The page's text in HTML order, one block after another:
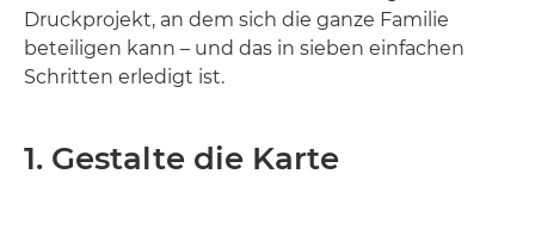
Druckprojekt, an dem sich die ganze Familie
beteiligen kann – und das in sieben einfachen
Schritten erledigt ist.
1. Gestalte die Karte